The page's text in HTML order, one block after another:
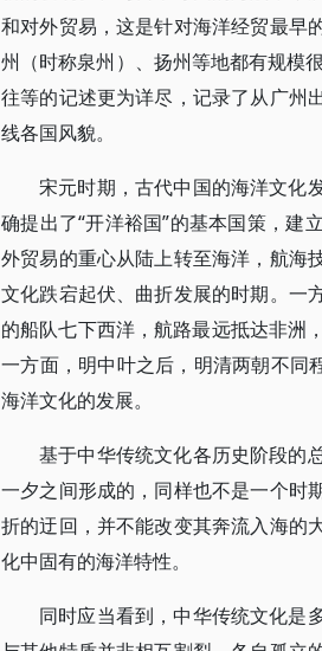
和对外贸易，这是针对海洋经贸最早
州（时称泉州）、扬州等地都有规模
往等的记述更为详尽，记录了从广州
线各国风貌。
宋元时期，古代中国的海洋文化
确提出了“开洋裕国”的基本国策，建
外贸易的重心从陆上转至海洋，航海
文化跌宕起伏、曲折发展的时期。一
的船队七下西洋，航路最远抵达非洲
一方面，明中叶之后，明清两朝不同
海洋文化的发展。
基于中华传统文化各历史阶段的
一夕之间形成的，同样也不是一个时
折的迂回，并不能改变其奔流入海的
化中固有的海洋特性。
同时应当看到，中华传统文化是